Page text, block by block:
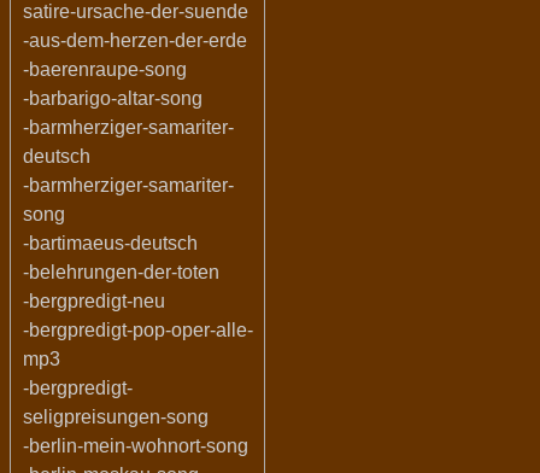
satire-ursache-der-suende
-aus-dem-herzen-der-erde
-baerenraupe-song
-barbarigo-altar-song
-barmherziger-samariter-
deutsch
-barmherziger-samariter-
song
-bartimaeus-deutsch
-belehrungen-der-toten
-bergpredigt-neu
-bergpredigt-pop-oper-alle-
mp3
-bergpredigt-
seligpreisungen-song
-berlin-mein-wohnort-song